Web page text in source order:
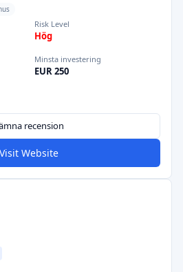
Risk Level
Hög
Minsta investering
EUR 250
recension
Visit Website